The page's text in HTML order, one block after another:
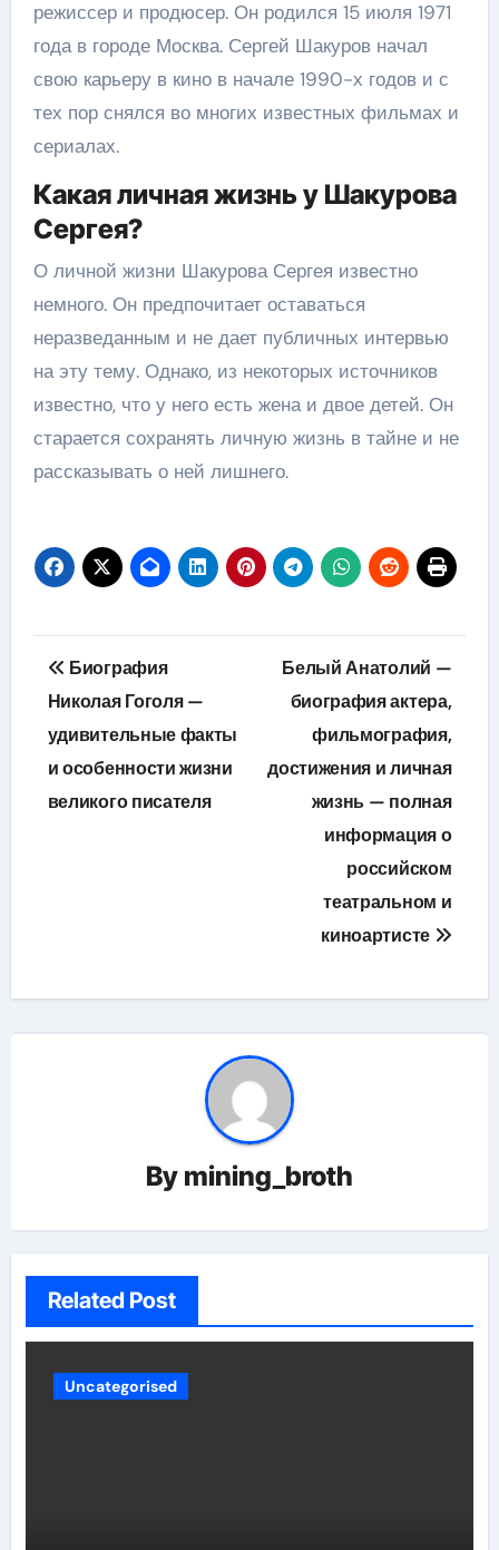
режиссер и продюсер. Он родился 15 июля 1971
года в городе Москва. Сергей Шакуров начал
свою карьеру в кино в начале 1990-х годов и с
тех пор снялся во многих известных фильмах и
сериалах.
Какая личная жизнь у Шакурова
Сергея?
О личной жизни Шакурова Сергея известно
немного. Он предпочитает оставаться
неразведанным и не дает публичных интервью
на эту тему. Однако, из некоторых источников
известно, что у него есть жена и двое детей. Он
старается сохранять личную жизнь в тайне и не
рассказывать о ней лишнего.
Навигация
по
записям
Биография
Николая Гоголя —
удивительные факты
и особенности жизни
великого писателя
Белый Анатолий —
биография актера,
фильмография,
достижения и личная
жизнь — полная
информация о
российском
театральном и
киноартисте
By mining_broth
Related Post
Uncategorised